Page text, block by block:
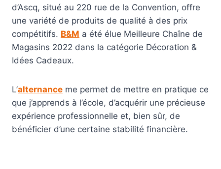
d’Ascq, situé au 220 rue de la Convention, offre
une variété de produits de qualité à des prix
compétitifs. B&M a été élue Meilleure Chaîne de
Magasins 2022 dans la catégorie Décoration &
Idées Cadeaux.
L’alternance me permet de mettre en pratique ce
que j’apprends à l’école, d’acquérir une précieuse
expérience professionnelle et, bien sûr, de
bénéficier d’une certaine stabilité financière.